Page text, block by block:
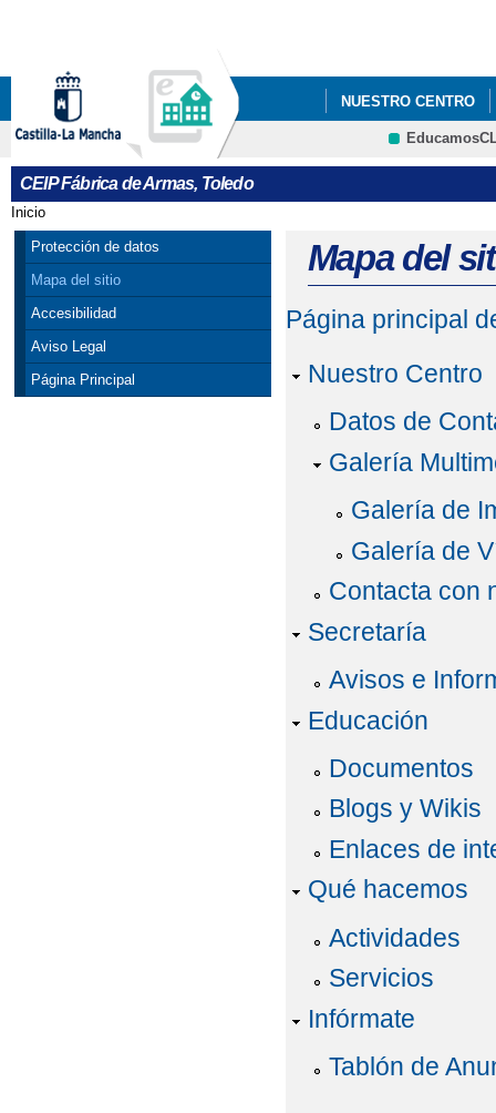
NUESTRO CENTRO
CEIP Fábrica de Armas, Toledo
Se encuentra usted aquí
Inicio
Protección de datos
Mapa del sitio
Accesibilidad
Aviso Legal
Página Principal
Mapa del
Página principal
Nuestro Centro
Datos de
Galería
Galería de
Galería de
Contacta con
Secretaría
Avisos e
Educación
Documentos
Blogs y Wikis
Enlaces de
Qué hacemos
Actividades
Servicios
Infórmate
Tablón de